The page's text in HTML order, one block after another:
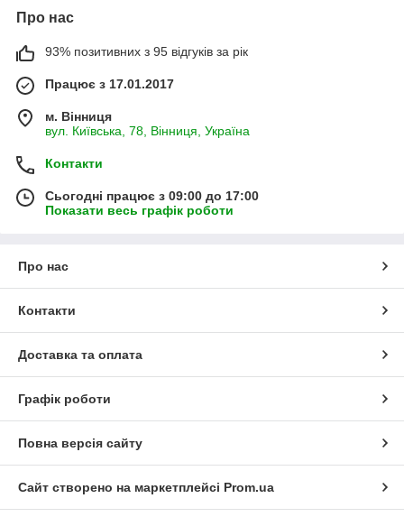
Про нас
93% позитивних з 95 відгуків за рік
Працює з 17.01.2017
м. Вінниця
вул. Київська, 78, Вінниця, Україна
Контакти
Сьогодні працює з 09:00 до 17:00
Показати весь графік роботи
Про нас
Контакти
Доставка та оплата
Графік роботи
Повна версія сайту
Сайт створено на маркетплейсі Prom.ua